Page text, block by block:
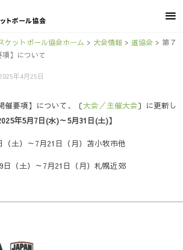
ケットボール協会ホーム > 大会情報 > 道協会> 第７
】について
年4月25日
催要項】について、〔大会／主催大会〕に更新し
年5月7日(水)～5月31日(土)】
（土）～7月21日（月）苫小牧市他
日（土）～7月21日（月）札幌近郊